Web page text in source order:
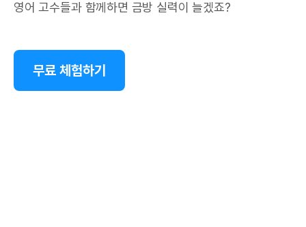
영어 고수들과 함께하면 금방 실력이 늘겠죠?
무료 체험하기